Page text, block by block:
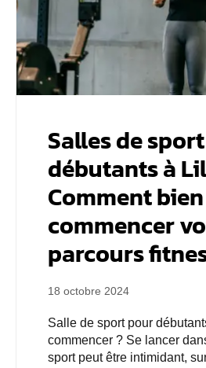
Salles de
débutants à
Comment bien
commencer
parcours
18 octobre 2024
Salle de sport pour
commencer ? Se lancer
sport peut être intimidant,